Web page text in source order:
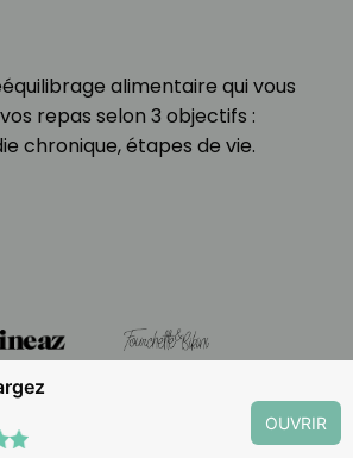
alimentaire qui vous
repas selon 3 objectifs :
chronique, étapes de vie.
OUVRIR